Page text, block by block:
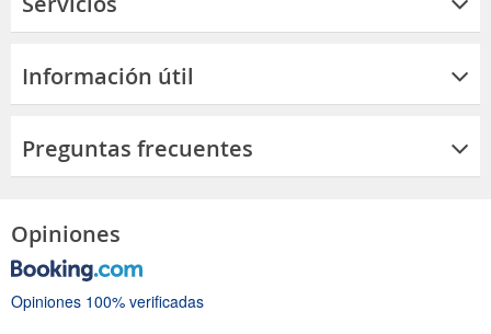
Información útil
Preguntas frecuentes
Opiniones
Opiniones 100% verificadas